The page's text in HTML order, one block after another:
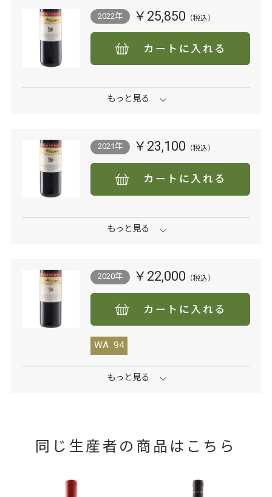
2022年 ￥25,850
カートに入れる
2021年 ￥23,100
カートに入れる
2020年 ￥22,000
カートに入れる
WA 94
同じ生産者の商品はこちら